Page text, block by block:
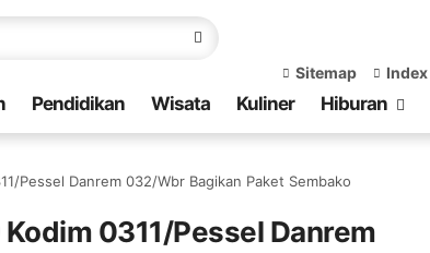
Sitemap Index
Pendidikan Wisata Kuliner Hiburan
Pessel Danrem 032/Wbr Bagikan Paket Sembako
0311/Pessel Danrem